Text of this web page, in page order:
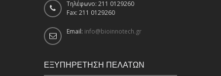
Τηλέφωνο: 211 0129260
Fax: 211 0129260
Email: info@bioinnotech.gr
ΕΞΥΠΗΡΕΤΗΣΗ ΠΕΛΑΤΩΝ